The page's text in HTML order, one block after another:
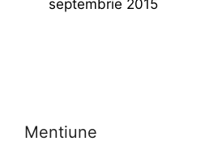
septembrie 2015
Mentiune